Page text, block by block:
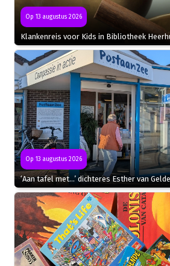
Op 13 augustus 2026
Klankenreis voor Kids in Bibliotheek
Op 13 augustus 2026
‘Aan tafel met…’ dichteres Esther van